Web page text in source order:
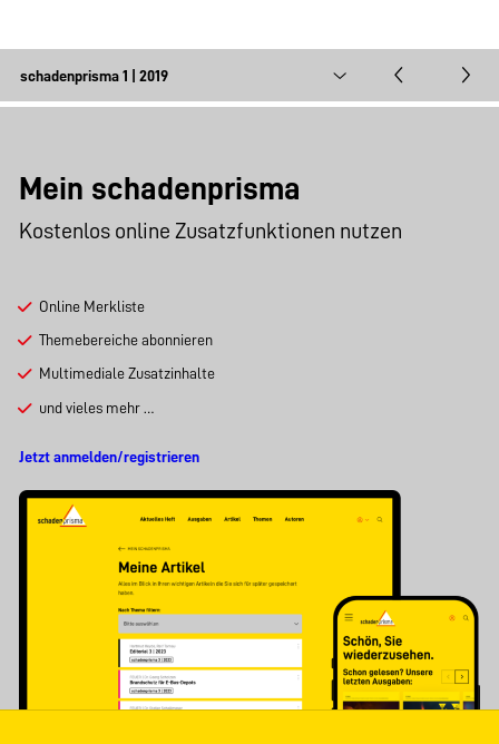
Mein schadenprisma
Kostenlos online Zusatzfunktionen nutzen
Online Merkliste
Themebereiche abonnieren
Multimediale Zusatzinhalte
und vieles mehr …
Jetzt anmelden/registrieren